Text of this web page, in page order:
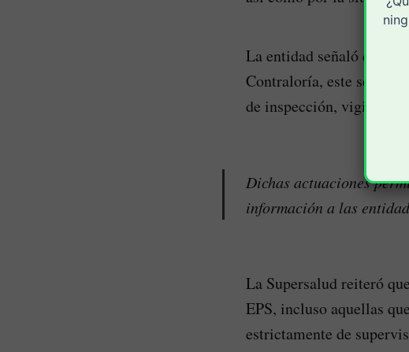
La entidad señaló que,
Contraloría, este será
de inspección, vigilancia
Dichas actuaciones
información a las
La Supersalud reiteró
EPS, incluso aquellas
estrictamente de